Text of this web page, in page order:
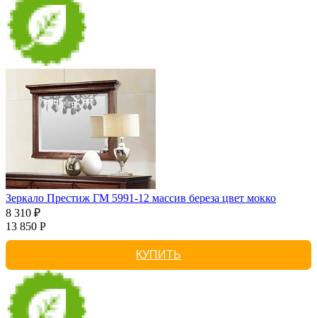
Зеркало Престиж ГМ 5991-12 массив береза цвет мокко
8 310 ₽
13 850 Р
КУПИТЬ